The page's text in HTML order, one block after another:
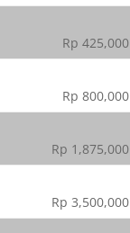
Rp 425,000
Rp 800,000
Rp 1,875,000
Rp 3,500,000